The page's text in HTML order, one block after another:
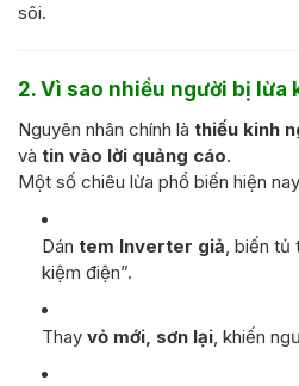
sôi.
2. Vì sao nhiều người bị lừa
Nguyên nhân chính là thiếu kinh
và tin vào lời quảng cáo.
Một số chiêu lừa phổ biến hiện
Dán tem Inverter giả, biến tủ
kiệm điện”.
Thay vỏ mới, sơn lại, khiến